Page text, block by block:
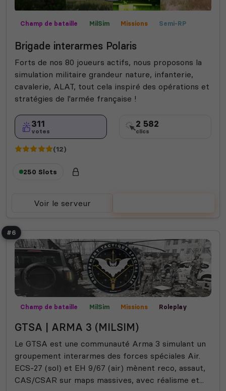
Champ de bataille MilSim Missions
Semi-RP
Brigade interarmes Polaris
Forts de nos 80 joueurs actifs, nous proposons la
simulation militaire grandeur nature, infanterie,
cavalerie, ALAT, tout cela inspiré des opérations et
stratégies de l'armée française !
311
votes
2 582
clics
(12)
250 Slots
Voir le serveur
#6
Champ de bataille MilSim Missions Roleplay
GTSA | ARMA 3 (MILSIM)
Le GTSA est une communauté Arma 3 simulant un
groupement interarmes des forces spéciales Air.
ECS-27 (sol) et EH 9/67 (air) mènent reco, assaut,
CAS/CSAR sur maps massives, avec réalisme et...